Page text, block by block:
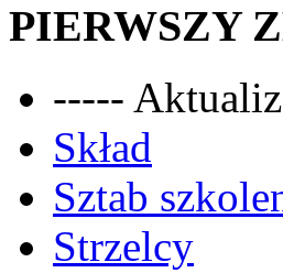
PIERWSZY
-----
Skład
Sztab
Strzelcy